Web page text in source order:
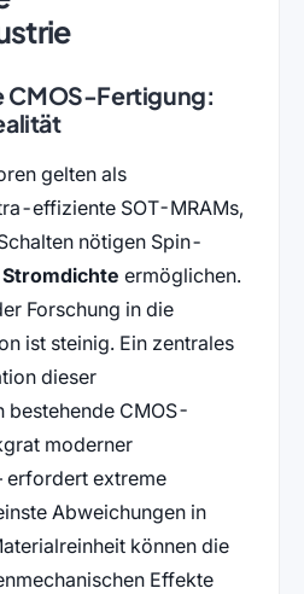
CMOS-Fertigung:
gelten als
effiziente SOT-MRAMs,
nötigen Spin-
ermöglichen.
Forschung in die
ist steinig. Ein zentrales
dieser
bestehende CMOS-
moderner
erfordert extreme
Abweichungen in
können die
Effekte